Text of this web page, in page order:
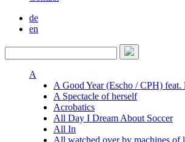
de
en
A
A Good Year (Escho / CPH) feat.
A Spectacle of herself
Acrobatics
All Day I Dream About Soccer
All In
All watched over by machines of